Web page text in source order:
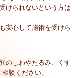
けられないという方は
安心して施術を受けら
のしわやたるみ、くす
談ください。